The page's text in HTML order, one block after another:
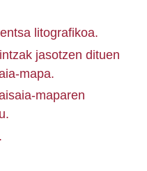
litografikoa.
jasotzen dituen
mapa.
maparen